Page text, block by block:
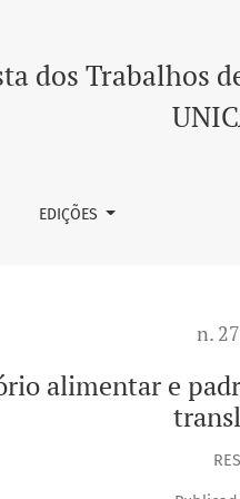
de citocinas no
dos Trabalhos
EDIÇÕES
n.
alimentar e